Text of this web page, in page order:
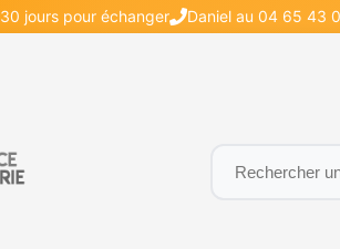
30 jours pour échanger Daniel au 04 65 43